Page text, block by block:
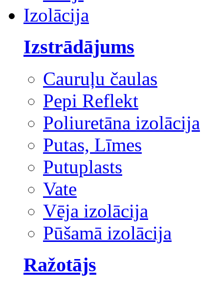
Izolācija
Izstrādājums
Cauruļu čaulas
Pepi Reflekt
Poliuretāna izolācija
Putas, Līmes
Putuplasts
Vate
Vēja izolācija
Pūšamā izolācija
Ražotājs